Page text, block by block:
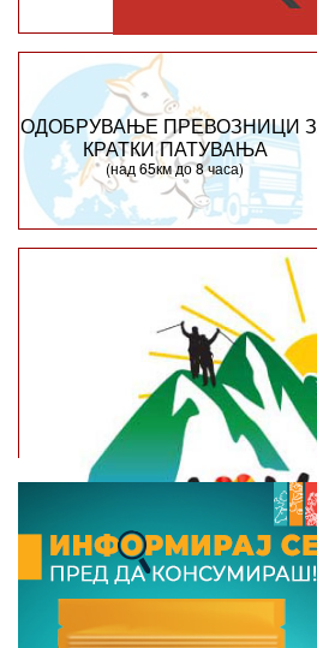
ОДОБРУВАЊЕ ПРЕВОЗНИЦИ
КРАТКИ ПАТУВАЊА
(над 65км до 8 часа)